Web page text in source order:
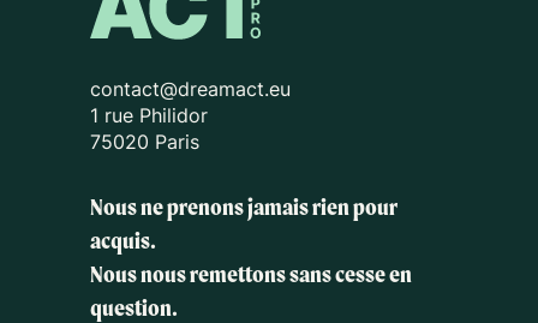
contact@dreamact.eu
1 rue Philidor
75020 Paris
Nous ne prenons jamais rien pour
acquis.
Nous nous remettons sans cesse en
question.